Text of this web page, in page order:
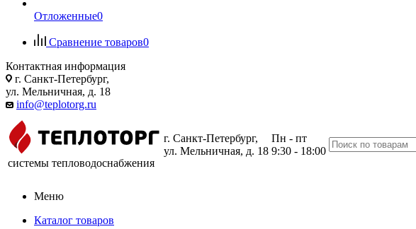
Отложенные0
Сравнение товаров0
Контактная информация
г. Санкт-Петербург,
ул. Мельничная, д. 18
info@teplotorg.ru
системы тепловодоснабжения
г. Санкт-Петербург,
ул. Мельничная, д. 18
Пн - пт
9:30 - 18:00
Меню
Каталог товаров